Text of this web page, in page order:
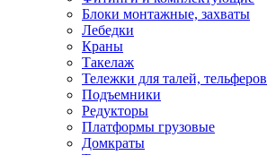
Блоки монтажные, захваты
Лебедки
Краны
Такелаж
Тележки для талей, тельферов
Подъемники
Редукторы
Платформы грузовые
Домкраты